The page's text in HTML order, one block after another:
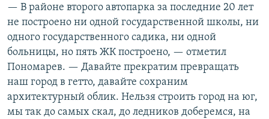
— В районе второго автопарка за последние 20 лет
не построено ни одной государственной школы, ни
одного государственного садика, ни одной
больницы, но пять ЖК построено, — отметил
Пономарев. — Давайте прекратим превращать
наш город в гетто, давайте сохраним
архитектурный облик. Нельзя строить город на юг,
мы так до самых скал, до ледников доберемся, на